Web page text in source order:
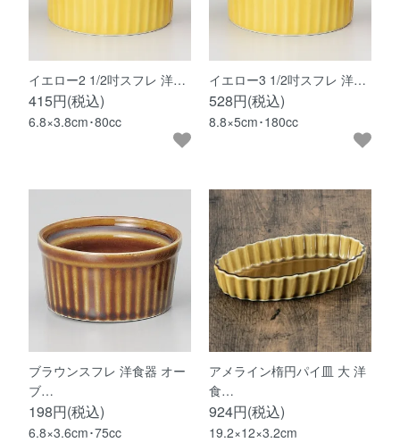
イエロー2 1/2吋スフレ 洋…
415円(税込)
6.8×3.8cm･80cc
イエロー3 1/2吋スフレ 洋…
528円(税込)
8.8×5cm･180cc
ブラウンスフレ 洋食器 オー
ブ…
198円(税込)
6.8×3.6cm･75cc
アメライン楕円パイ皿 大 洋
食…
924円(税込)
19.2×12×3.2cm